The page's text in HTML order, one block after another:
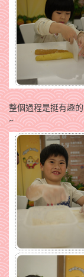
整個過程是挺有趣
~